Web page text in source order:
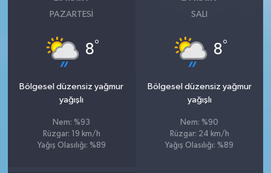
PAZARTESI
8°
Bölgesel düzensiz yağmur
yağışlı
Nem: %93
Rüzgar: 19 km/h
Yağış Olasılığı: %89
SALI
8°
Bölgesel düzensiz yağmur
yağışlı
Nem: %90
Rüzgar: 24 km/h
Yağış Olasılığı: %89